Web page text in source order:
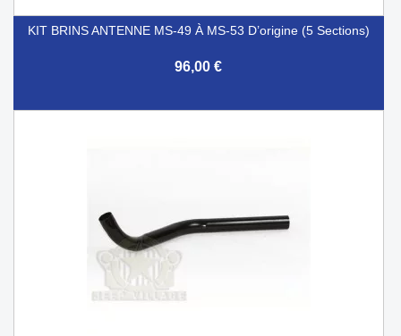
KIT BRINS ANTENNE MS-49 À MS-53 D’origine (5 Sections)
96,00 €